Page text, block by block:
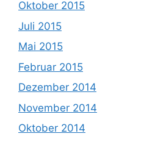
Oktober 2015
Juli 2015
Mai 2015
Februar 2015
Dezember 2014
November 2014
Oktober 2014